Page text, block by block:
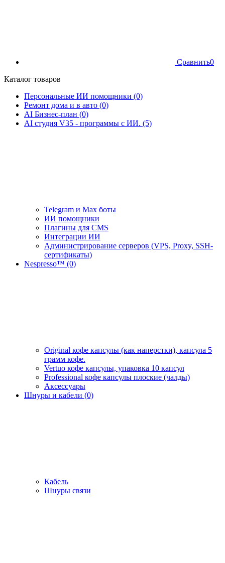
Сравнить0
Каталог товаров
Персональные ИИ помощники (0)
Ремонт дома и в авто (0)
AI Бизнес-план (0)
AI студия V35 - программы с ИИ. (5)
Telegram и Max боты
ИИ помощники
Плагины для CMS
Интеграции ИИ
Администрирование серверов (VPS, Proxy, SSH-
сертификаты)
Nespresso™ (0)
Original кофе капсулы (как наперстки), капсула 5
грамм кофе.
Vertuo кофе капсулы, упаковка 10 капсул
Professional кофе капсулы плоские (чалды)
Аксессуары
Шнуры и кабели (0)
Кабель
Шнуры связи